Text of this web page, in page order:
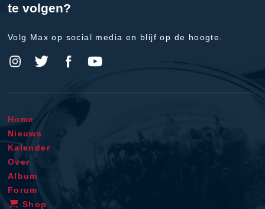
te volgen?
Volg Max op social media en blijf op de hoogte.
Home
Nieuws
Kalender
Over
Album
Forum
Shop